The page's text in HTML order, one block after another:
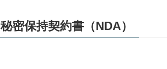
秘密保持契約書（NDA）